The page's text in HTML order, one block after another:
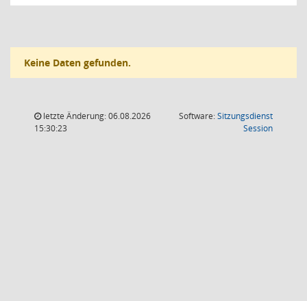
Keine Daten gefunden.
letzte Änderung: 06.08.2026
15:30:23
Software:Sitzungsdienst
Session(Wird in